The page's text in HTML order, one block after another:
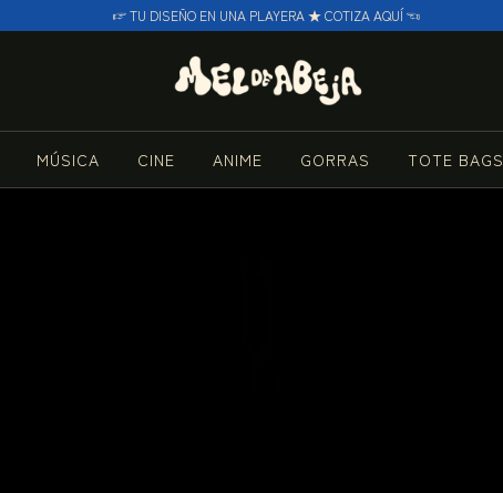
☞ TU DISEÑO EN UNA PLAYERA ★ COTIZA AQUÍ ☜
MÚSICA CINE ANIME GORRAS TOTE BAGS